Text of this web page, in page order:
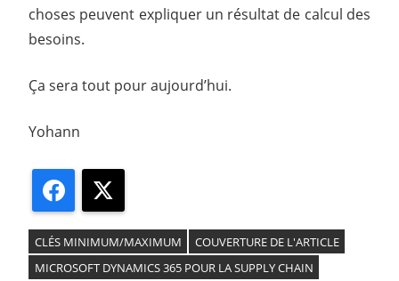
choses peuvent expliquer un résultat de calcul des
besoins.
Ça sera tout pour aujourd’hui.
Yohann
Facebook
CLÉS MINIMUM/MAXIMUM
COUVERTURE DE L'ARTICLE
MICROSOFT DYNAMICS 365 POUR LA SUPPLY CHAIN